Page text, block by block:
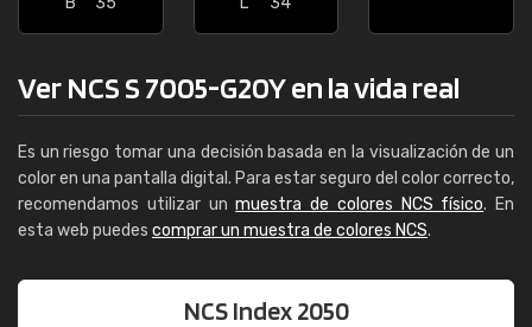
Ver NCS S 7005-G20Y en la vida real
Es un riesgo tomar una decisión basada en la visualización de un
color en una pantalla digital. Para estar seguro del color correcto,
recomendamos utilizar unmuestra de colores NCS físico. En
esta web puedes comprar un muestra de colores NCS.
NCS Index 2050